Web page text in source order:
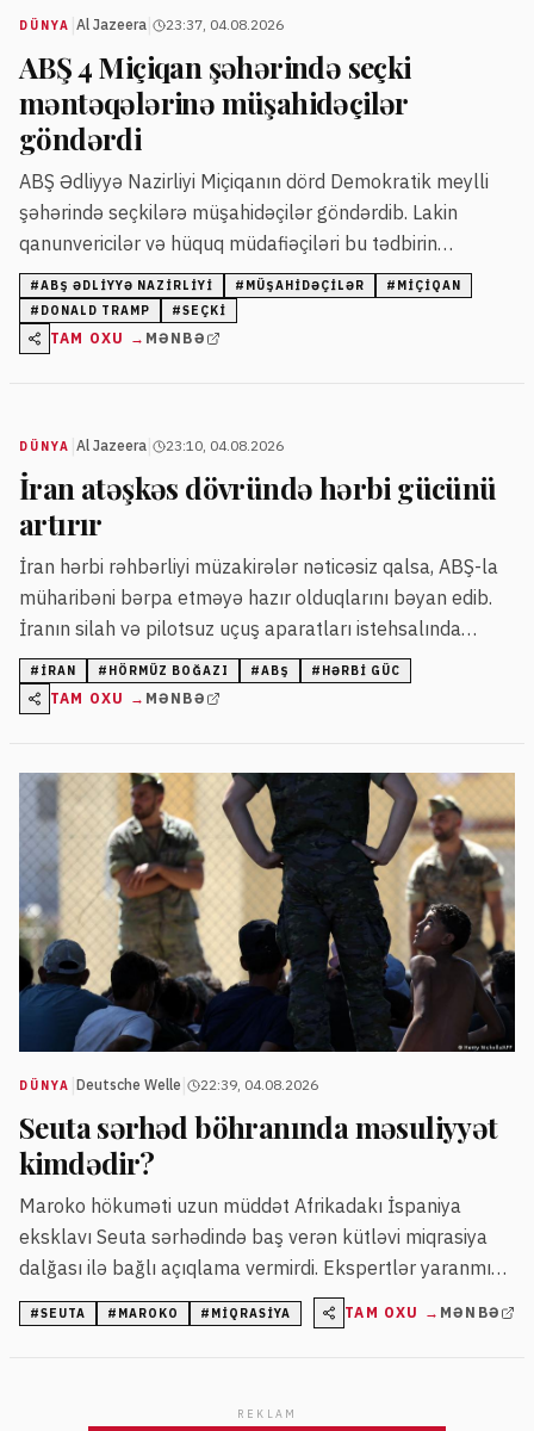
DÜNYA Al Jazeera 23:37, 04.08.2026
ABŞ 4 Miçiqan şəhərində seçki
məntəqələrinə müşahidəçilər
göndərdi
ABŞ Ədliyyə Nazirliyi Miçiqanın dörd Demokratik meylli
şəhərində seçkilərə müşahidəçilər göndərdib. Lakin
qanunvericilər və hüquq müdafiəçiləri bu tədbirin
partiyalar üçün istifadə edilə biləcəyindən narahatdır.
#ABŞ ƏDLIYYƏ NAZIRLIYI # MÜŞAHIDƏÇILƏR # MIÇIQAN
# DONALD TRAMP #SEÇKI
TAM OXU → MƏNBƏ
DÜNYA Al Jazeera 23:10, 04.08.2026
İran atəşkəs dövründə hərbi gücünü
artırır
İran hərbi rəhbərliyi müzakirələr nəticəsiz qalsa, ABŞ-la
müharibəni bərpa etməyə hazır olduqlarını bəyan edib.
İranın silah və pilotsuz uçuş aparatları istehsalında
irəliləyişlər olduğu bildirilib.
# İRAN # HÖRMÜZ BOĞAZI #ABŞ # HƏRBI GÜC
TAM OXU → MƏNBƏ
DÜNYA Deutsche Welle 22:39, 04.08.2026
Seuta sərhəd böhranında məsuliyyət
kimdədir?
Maroko hökuməti uzun müddət Afrikadakı İspaniya
eksklavı Seuta sərhədində baş verən kütləvi miqrasiya
dalğası ilə bağlı açıqlama vermirdi. Ekspertlər yaranmış
vəziyyəti siyasi gərginliklər, miqrasiya siyasəti və sosial-
iqtisadi səbəblərin qarşılıqlı təsiri kimi qiymətləndirir.
#SEUTA # MAROKO # MIQRASIYA TAM OXU → MƏNBƏ
REKLAM